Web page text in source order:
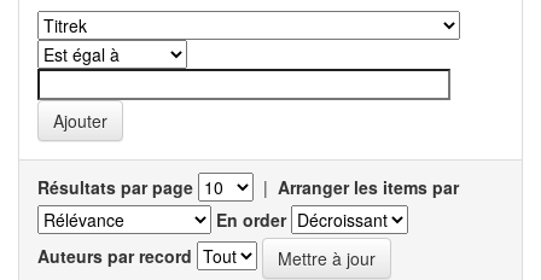
Résultats par page | Arranger les items par
En order
Auteurs par record